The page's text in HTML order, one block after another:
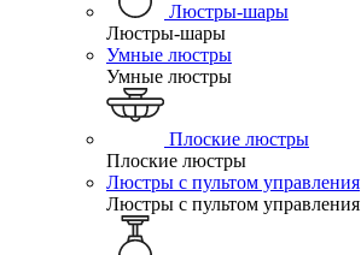
Люстры-шары
Люстры-шары
Умные люстры
Умные люстры
Плоские люстры
Плоские люстры
Люстры с пультом управления
Люстры с пультом управления